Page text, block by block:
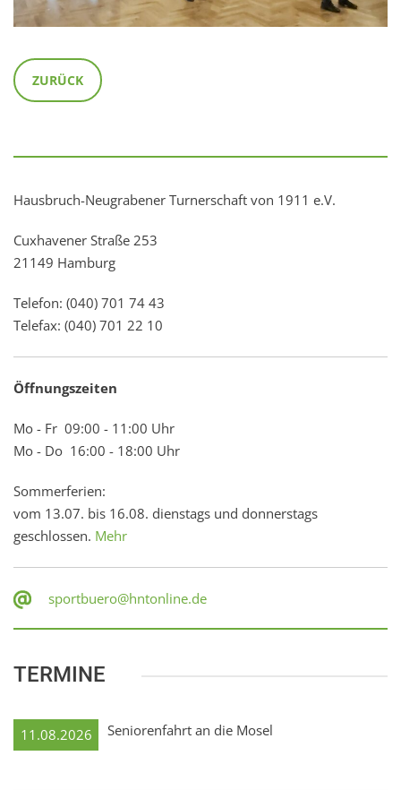
ZURÜCK
Hausbruch-Neugrabener Turnerschaft von 1911 e.V.
Cuxhavener Straße 253
21149 Hamburg
Telefon: (040) 701 74 43
Telefax: (040) 701 22 10
Öffnungszeiten
Mo - Fr 09:00 - 11:00 Uhr
Mo - Do 16:00 - 18:00 Uhr
Sommerferien:
vom 13.07. bis 16.08. dienstags und donnerstags
geschlossen. Mehr
sportbuero@hntonline.de
TERMINE
11.08.2026 Seniorenfahrt an die Mosel